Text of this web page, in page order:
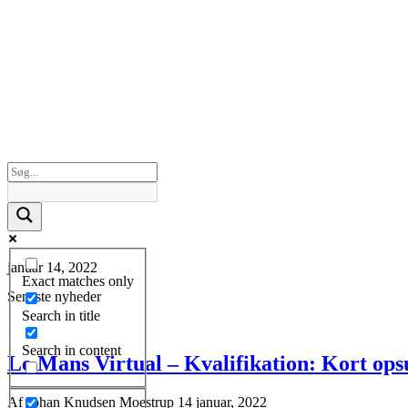
Exact matches only
Search in title
Search in content
januar 14, 2022
Seneste nyheder
Le Mans Virtual – Kvalifikation: Kort
AfJohan Knudsen Moestrup 14 januar, 2022